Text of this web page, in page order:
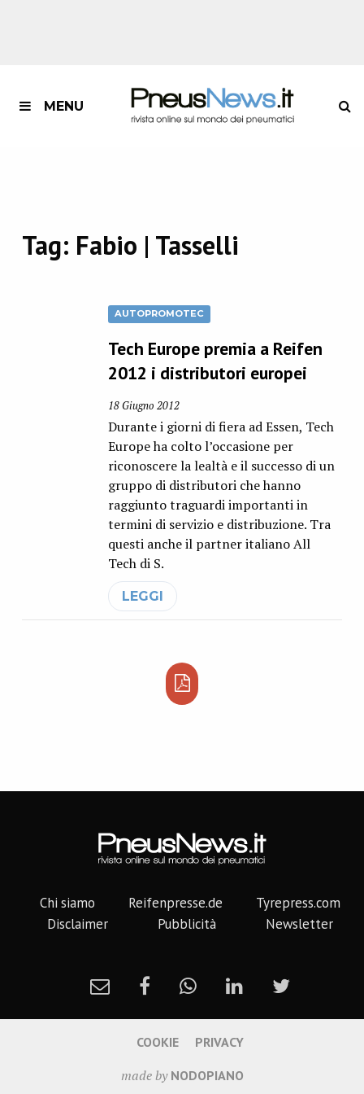
MENU
Tag: Fabio | Tasselli
AUTOPROMOTEC
Tech Europe premia a Reifen
2012 i distributori europei
18 Giugno 2012
Durante i giorni di fiera ad Essen, Tech
Europe ha colto l’occasione per
riconoscere la lealtà e il successo di un
gruppo di distributori che hanno
raggiunto traguardi importanti in
termini di servizio e distribuzione. Tra
questi anche il partner italiano All
Tech di S.
LEGGI
Chi siamo Reifenpresse.de
Tyrepress.com
Disclaimer
Pubblicità Newsletter
made by NODOPIANO
COOKIE PRIVACY